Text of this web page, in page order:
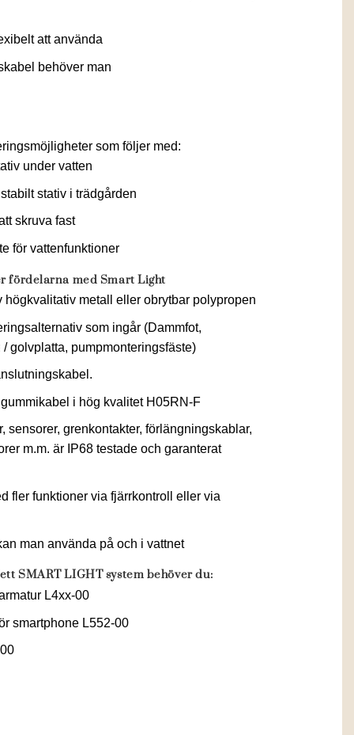
att använda
behöver man
som följer med:
under vatten
stativ i trädgården
skruva fast
för vattenfunktioner
fördelarna med Smart Light
högkvalitativ metall eller obrytbar polypropen
som ingår (Dammfot,
golvplatta, pumpmonteringsfäste)
i hög kvalitet H05RN-F
sensorer, grenkontakter, förlängningskablar,
m.m. är IP68 testade och garanterat
fler funktioner via fjärrkontroll eller via
man använda på och i vattnet
SMART LIGHT system behöver du:
L4xx-00
smartphone L552-00